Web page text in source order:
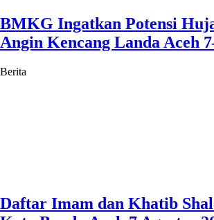
BMKG Ingatkan Potensi
Angin Kencang Landa Aceh
Berita
Daftar Imam dan Khatib